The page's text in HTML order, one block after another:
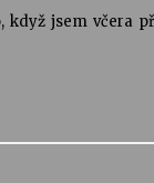
když jsem včera